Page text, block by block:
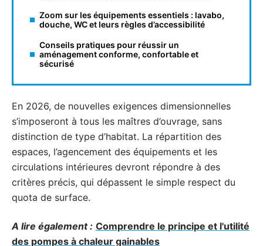
Zoom sur les équipements essentiels : lavabo,
douche, WC et leurs règles d’accessibilité
Conseils pratiques pour réussir un
aménagement conforme, confortable et
sécurisé
En 2026, de nouvelles exigences dimensionnelles
s’imposeront à tous les maîtres d’ouvrage, sans
distinction de type d’habitat. La répartition des
espaces, l’agencement des équipements et les
circulations intérieures devront répondre à des
critères précis, qui dépassent le simple respect du
quota de surface.
A lire également : Comprendre le principe et l'utilité
des pompes à chaleur gainables